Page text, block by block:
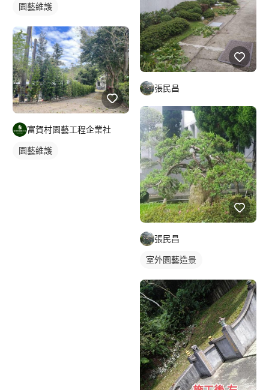
園藝維護
富賀村園藝工程企業社
園藝維護
張民昌
張民昌
室外園藝造景